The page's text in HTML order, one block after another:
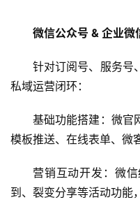
畅
开
微信公众号 & 企业微
针对订阅号、服务号
私域运营闭环：
基础功能搭建：微官
模板推送、在线表单、微
营销互动开发：微
到、裂变分享等活动功能